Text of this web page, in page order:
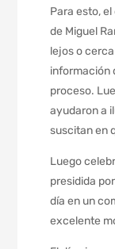
Para esto,
de Miguel
lejos o
información
proceso.
ayudaron a
suscitan en
Luego
presidida
día en un
excelente